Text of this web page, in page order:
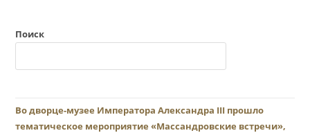
Поиск
Во дворце-музее Императора Александра III прошло
тематическое мероприятие «Массандровские встречи»,